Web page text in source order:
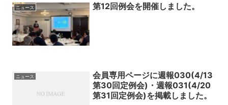
ニュース 第12回例会を開催しました。
ニュース
会員専用ページに週報030(4/13
第30回定例会)・週報031(4/20
第31回定例会)を掲載しました。